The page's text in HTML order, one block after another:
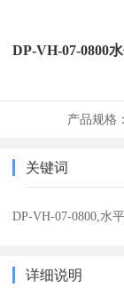
DP-VH-07-0800
产品规格：
关键词
DP-VH-07-0800,水
详细说明